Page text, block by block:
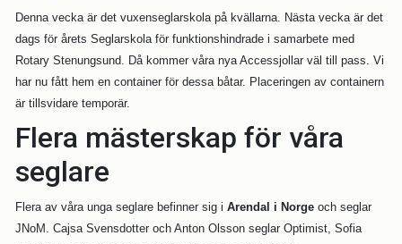
Denna vecka är det vuxenseglarskola på kvällarna. Nästa vecka är det
dags för årets Seglarskola för funktionshindrade i samarbete med
Rotary Stenungsund. Då kommer våra nya Accessjollar väl till pass. Vi
har nu fått hem en container för dessa båtar. Placeringen av containern
är tillsvidare temporär.
Flera mästerskap för våra
seglare
Flera av våra unga seglare befinner sig i Arendal i Norge och seglar
JNoM. Cajsa Svensdotter och Anton Olsson seglar Optimist, Sofia